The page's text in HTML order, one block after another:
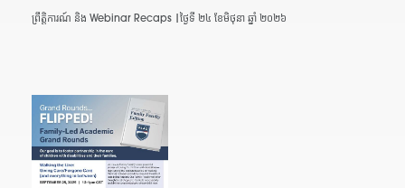
ព្រឹត្តិការណ៍ និង Webinar Recaps | ថ្ងៃទី ២៤ ខែមិថុនា ឆ្នាំ ២០២៦